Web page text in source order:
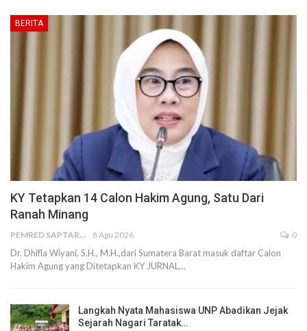
BERITA
KY Tetapkan 14 Calon Hakim Agung, Satu Dari
Ranah Minang
PEMRED SAPTARIUS 8 Agu 2026 0
Dr. Dhifla Wiyani, S.H., M.H.,dari Sumatera Barat masuk daftar Calon
Hakim Agung yang Ditetapkan KY JURNAL…
Langkah Nyata Mahasiswa UNP Abadikan Jejak
Sejarah Nagari Taratak…